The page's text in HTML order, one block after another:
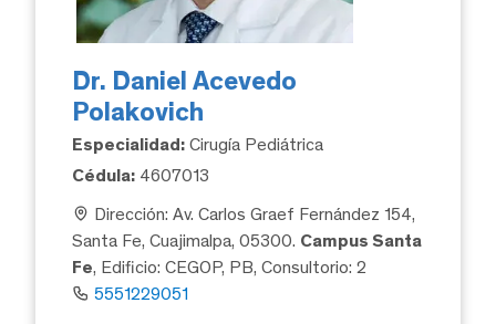
Dr. Daniel Acevedo
Polakovich
Especialidad: Cirugía Pediátrica
Cédula: 4607013
Dirección: Av. Carlos Graef Fernández 154,
Santa Fe, Cuajimalpa, 05300. Campus Santa
Fe, Edificio: CEGOP, PB, Consultorio: 2
5551229051